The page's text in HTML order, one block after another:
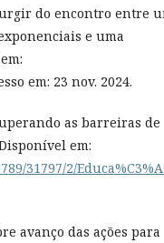
do encontro entre
e uma
em: 23 nov. 2024.
as barreiras de
em:
31797/2/
avanço das ações para